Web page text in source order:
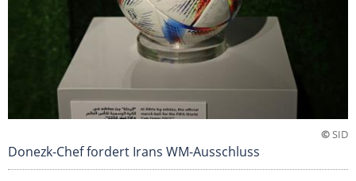
©SID
Donezk-Chef fordert Irans WM-Ausschluss